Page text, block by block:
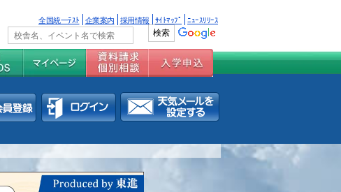
全国統一ﾃｽﾄ 企業案内 採用情報 ｻｲﾄﾏｯﾌﾟ ﾆｭｰｽﾘﾘｰｽ